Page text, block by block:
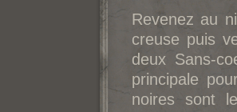
Revenez au
creuse puis
deux Sans-
principale
noires sont